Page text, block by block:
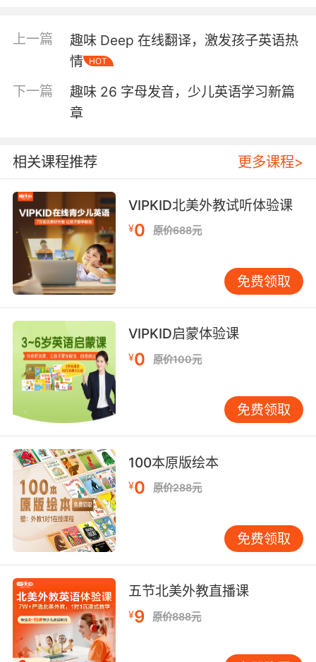
习，我们可以设计一系列趣味性的学习活动。例
如，“音标接龙”游戏，孩子们需要根据前一个音
标的发音，快速接出下一个相关的音标。这种游
戏不仅能够锻炼孩子们的发音能力，还能提高他
们的反应速度和团队合作意识。此外，“角色扮
演”也是一种非常有效的学习方法。孩子们可以通
实际应用中巩固所学的发音知识。 在Bell发音练
习中，多感官的参与也是非常重要的。通过视
觉、听觉、触觉等多种感官的协同作用，孩子们
可以更全面地理解和记忆发音技巧。例如，利用
发音卡片，孩子们可以通过观察卡片上的图像和
文字，结合教师的示范，更好地掌握每个音标的
发音方式。此外，音频材料的运用也能帮助孩子
们更好地模仿和纠正发音。通过反复聆听和模
在孩子的英语学习过程中扮演着至关重要的角
色。为了更好地支持孩子的Bell发音练习，家长
可以采取以下措施：首先，积极参与孩子的学习
活动，与孩子一起进行发音练习，增强亲子互
动。其次，营造良好的学习环境，为孩子提供丰
富的学习资源，如发音卡片、音频材料等。最
励，增强孩子的学习信心。 在Bell发音练习中，
教师的引导作用同样不可忽视。教师需要具备扎
实的发音知识和丰富的教学经验，能够根据每个
孩子的特点，制定个性化的教学方案。例如，对
于发音困难的孩子，教师可以采用分步教学法，
逐步引导孩子掌握发音技巧。此外，教师还可以
和纠正，提高学习效果。 在少儿英语学习乐园
中，多样化的学习资源也是必不可少的。除了传
统的教材和音频材料，现代科技也为孩子们提供
了更多的学习选择。例如，发音APP和在线学习
平台，孩子们可以通过这些工具进行自主学习和
上一篇
趣味 Deep 在线翻译，激发孩子英语热
情
HOT
下一篇
趣味 26 字母发音，少儿英语学习新篇
章
相关课程推荐 更多课程>
VIPKID北美外教试听体验课
¥0 原价688元
免费领取
VIPKID启蒙体验课
¥0 原价100元
免费领取
100本原版绘本
¥0 原价288元
免费领取
五节北美外教直播课
¥9 原价888元